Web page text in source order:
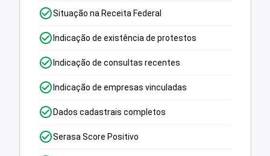
Situação na Receita Federal
Indicação de existência de protestos
Indicação de consultas recentes
Indicação de empresas vinculadas
Dados cadastrais completos
Serasa Score Positivo